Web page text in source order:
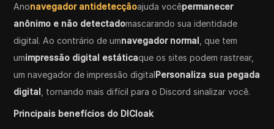
Anonavegador antidetecçãoajuda vocêpermanecer
anônimo e não detectadomascarando sua identidade
digital. Ao contrário de umnavegador normal , que tem
umimpressão digital estáticaque os sites podem rastrear,
um navegador de impressão digitalPersonaliza sua pegada
digital , tornando mais difícil para o Discord sinalizar você.
Principais benefícios do DICloak